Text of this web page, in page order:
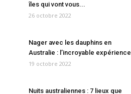
îles qui vont vous...
26 octobre 2022
Nager avec les dauphins en
Australie : l’incroyable expérience
19 octobre 2022
Nuits australiennes : 7 lieux que